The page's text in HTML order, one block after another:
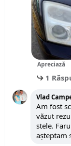
Apreciază
1
Vlad
Am fost
văzut
stele.
așteptam